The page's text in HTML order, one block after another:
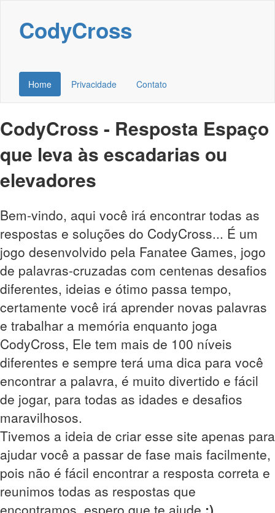
CodyCross
Home Privacidade Contato
CodyCross - Resposta Espaço
que leva às escadarias ou
elevadores
Bem-vindo, aqui você irá encontrar todas as
respostas e soluções do CodyCross... É um
jogo desenvolvido pela Fanatee Games, jogo
de palavras-cruzadas com centenas desafios
diferentes, ideias e ótimo passa tempo,
certamente você irá aprender novas palavras
e trabalhar a memória enquanto joga
CodyCross, Ele tem mais de 100 níveis
diferentes e sempre terá uma dica para você
encontrar a palavra, é muito divertido e fácil
de jogar, para todas as idades e desafios
maravilhosos.
Tivemos a ideia de criar esse site apenas para
ajudar você a passar de fase mais facilmente,
pois não é fácil encontrar a resposta correta e
reunimos todas as respostas que